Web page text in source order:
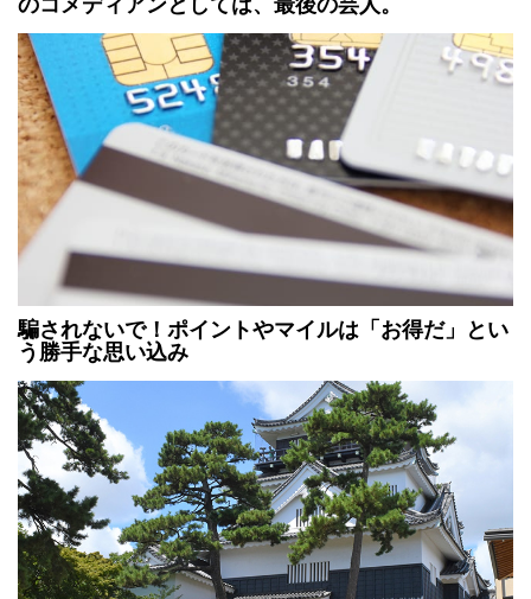
騙されないで！ポイントやマイルは「お得だ」とい
う勝手な思い込み